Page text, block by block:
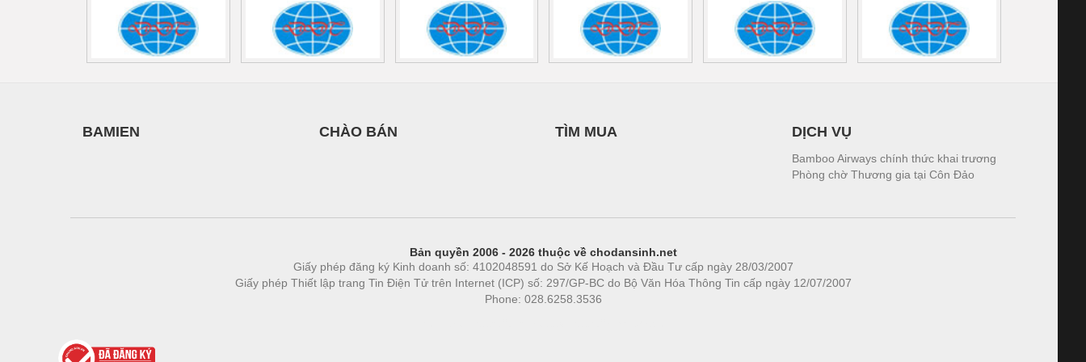
Thiết bị làm sạch
Thiết bị sơn - Sơn
Thiết bị nhà bếp
Vật liệu mài mòn
BAMIEN CHÀO BÁN TÌM MUA DỊCH VỤ
Bamboo Airways chính thức khai trương
Phòng chờ Thương gia tại Côn Đảo
Bản quyền 2006 - 2026 thuộc về chodansinh.net
Giấy phép đăng ký Kinh doanh số: 4102048591 do Sở Kế Hoạch và Đầu Tư cấp ngày 28/03/2007
Giấy phép Thiết lập trang Tin Điện Tử trên Internet (ICP) số: 297/GP-BC do Bộ Văn Hóa Thông Tin cấp ngày 12/07/2007
Phone: 028.6258.3536